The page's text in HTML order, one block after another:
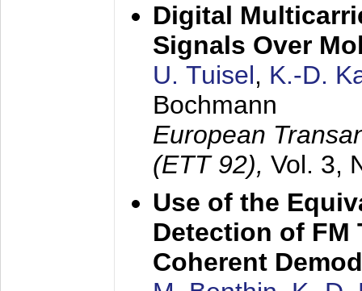
Digital
Signals Over
U. Tuisel, K.-D.
Bochmann
European
(ETT 92), Vol. 3,
Use of the
Detection of FM
Coherent